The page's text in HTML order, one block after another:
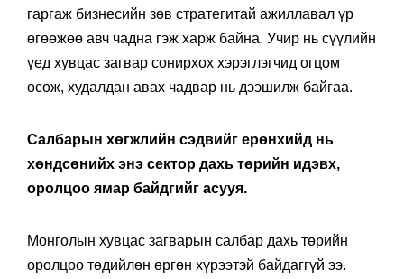
гаргаж бизнесийн зөв стратегитай ажиллавал үр
өгөөжөө авч чадна гэж харж байна. Учир нь сүүлийн
үед хувцас загвар сонирхох хэрэглэгчид огцом
өсөж, худалдан авах чадвар нь дээшилж байгаа.
Салбарын хөгжлийн сэдвийг ерөнхийд нь
хөндсөнийх энэ сектор дахь төрийн идэвх,
оролцоо ямар байдгийг асууя.
Монголын хувцас загварын салбар дахь төрийн
оролцоо төдийлөн өргөн хүрээтэй байдаггүй ээ.